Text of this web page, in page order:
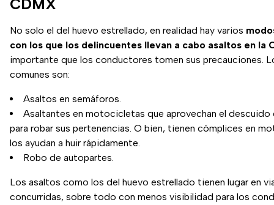
CDMX
No solo el del huevo estrellado, en realidad hay varios
con los que los delincuentes llevan a cabo asaltos en la
importante que los conductores tomen sus precauciones.
comunes son:
Asaltos en semáforos.
Asaltantes en motocicletas que aprovechan el
para robar sus pertenencias. O bien, tienen cómplices en
los ayudan a huir rápidamente.
Robo de autopartes.
Los asaltos como los del huevo estrellado tienen lugar en
concurridas, sobre todo con menos visibilidad para los